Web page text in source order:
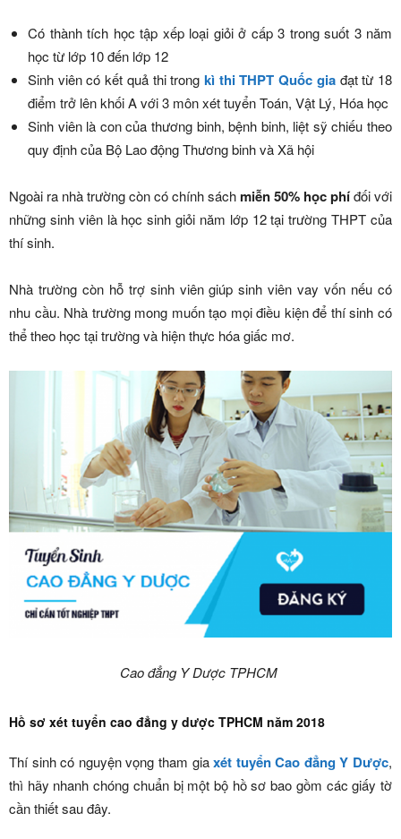
Có thành tích học tập xếp loại giỏi ở cấp 3 trong suốt 3 năm
học từ lớp 10 đến lớp 12
Sinh viên có kết quả thi trong kì thi THPT Quốc giađạt từ 18
điểm trở lên khối A với 3 môn xét tuyển Toán, Vật Lý, Hóa học
Sinh viên là con của thương binh, bệnh binh, liệt sỹ chiếu theo
quy định của Bộ Lao động Thương binh và Xã hội
Ngoài ra nhà trường còn có chính sáchmiễn 50% học phíđối với
những sinh viên là học sinh giỏi năm lớp 12 tại trường THPT của
thí sinh.
Nhà trường còn hỗ trợ sinh viên giúp sinh viên vay vốn nếu có
nhu cầu. Nhà trường mong muốn tạo mọi điều kiện để thí sinh có
thể theo học tại trường và hiện thực hóa giấc mơ.
Cao đẳng Y Dược TPHCM
Hồ sơ xét tuyển cao đẳng y dược TPHCM năm 2018
Thí sinh có nguyện vọng tham giaxét tuyển Cao đẳng Y Dược,
thì hãy nhanh chóng chuẩn bị một bộ hồ sơ bao gồm các giấy tờ
cần thiết sau đây.